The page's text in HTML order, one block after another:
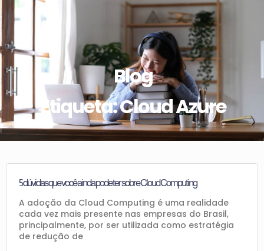
Blog
Etiqueta: Cloud Azure
5 dúvidas que você ainda pode ter sobre Cloud Computing
A adoção da Cloud Computing é uma realidade
cada vez mais presente nas empresas do Brasil,
principalmente, por ser utilizada como estratégia
de redução de